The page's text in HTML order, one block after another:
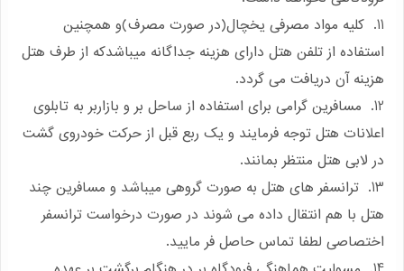
11. کلیه مواد مصرفی یخچال(در صورت مصرف)و همچنین
استفاده از تلفن هتل دارای هزینه جداگانه میباشدکه از طرف هتل
هزینه آن دریافت می گردد.
12. مسافرین گرامی برای استفاده از ساحل بر و بازاربر به تابلوی
اعلانات هتل توجه فرمایند و یک ربع قبل از حرکت خودروی گشت
در لابی هتل منتظر بمانند.
13. ترانسفر های هتل به صورت گروهی میباشد و مسافرین چند
هتل با هم انتقال داده می شوند در صورت درخواست ترانسفر
اختصاصی لطفا تماس حاصل فر مایید.